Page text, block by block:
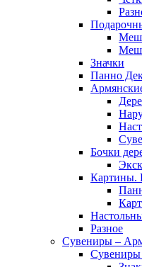
Значки
Панно
Бочки
Картины.
Разное
Сувениры –
Сувениры